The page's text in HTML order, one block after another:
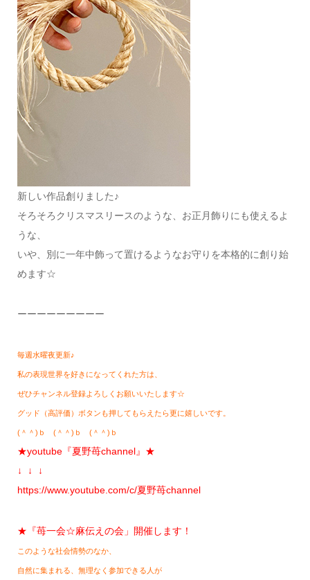
新しい作品創りました♪
そろそろクリスマスリースのような、お正月飾りにも使えるよ
うな、
いや、別に一年中飾って置けるようなお守りを本格的に創り始
めます☆
ーーーーーーーーー
毎週水曜夜更新♪
私の表現世界を好きになってくれた方は、
ぜひチャンネル登録よろしくお願いいたします☆
グッド（高評価）ボタンも押してもらえたら更に嬉しいです。
(＾＾)ｂ (＾＾)ｂ (＾＾)ｂ
★youtube『夏野苺channel』★
↓ ↓ ↓
https://www.youtube.com/c/夏野苺channel
★『苺一会☆麻伝えの会」開催します！
このような社会情勢のなか、
自然に集まれる、無理なく参加できる人が